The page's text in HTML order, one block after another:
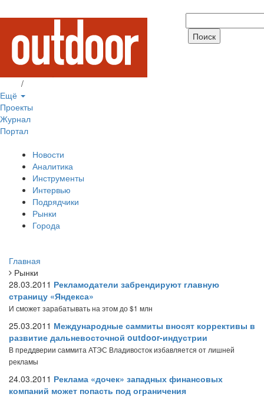
/
Ещё
Проекты
Журнал
Портал
Новости
Аналитика
Инструменты
Интервью
Подрядчики
Рынки
Города
Главная
Рынки
28.03.2011 Рекламодатели забрендируют главную
страницу «Яндекса»
И сможет зарабатывать на этом до $1 млн
25.03.2011 Международные саммиты вносят коррективы в
развитие дальневосточной outdoor-индустрии
В преддверии саммита АТЭС Владивосток избавляется от лишней
рекламы
24.03.2011 Реклама «дочек» западных финансовых
компаний может попасть под ограничения